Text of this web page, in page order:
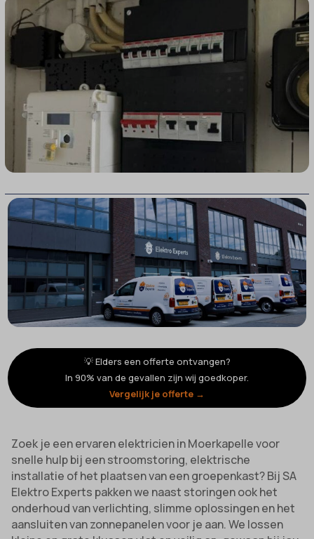
💡 Elders een offerte ontvangen?
In 90% van de gevallen zijn wij goedkoper.
Vergelijk je offerte →
Zoek je een ervaren elektricien in Moerkapelle voor
snelle hulp bij een stroomstoring, elektrische
installatie of het plaatsen van een groepenkast? Bij SA
Elektro Experts pakken we naast storingen ook het
onderhoud van verlichting, slimme oplossingen en het
aansluiten van zonnepanelen voor je aan. We lossen